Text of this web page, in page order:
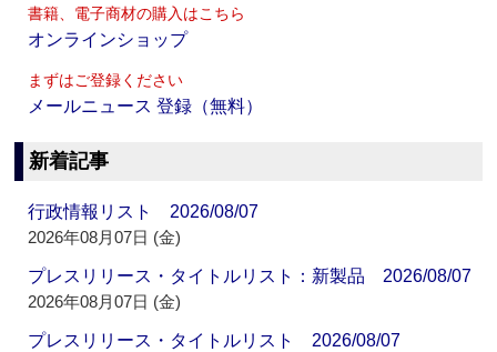
書籍、電子商材の購入はこちら
オンラインショップ
まずはご登録ください
メールニュース 登録（無料）
新着記事
行政情報リスト 2026/08/07
2026年08月07日 (金)
プレスリリース・タイトルリスト：新製品 2026/08/07
2026年08月07日 (金)
プレスリリース・タイトルリスト 2026/08/07